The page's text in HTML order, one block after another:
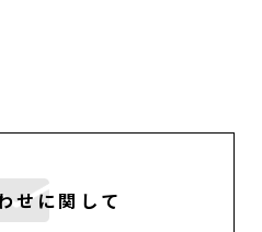
せに関して